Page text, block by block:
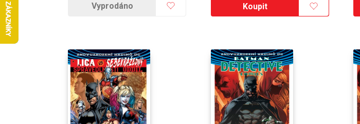
Vyprodáno Koupit